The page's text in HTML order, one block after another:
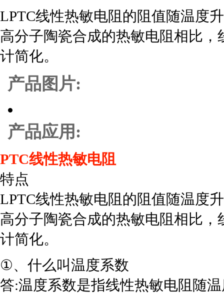
LPTC线性热敏电阻的阻值随温度
高分子陶瓷合成的热敏电阻相比
计简化。
产品图片:
产品应用:
PTC线性热敏电阻
特点
LPTC线性热敏电阻的阻值随温度
高分子陶瓷合成的热敏电阻相比
计简化。
①、什么叫温度系数
答:温度系数是指线性热敏电阻随